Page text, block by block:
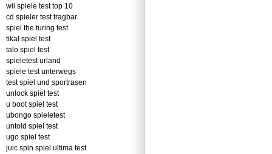
wii spiele test top 10
cd spieler test tragbar
spiel the turing test
tikal spiel test
talo spiel test
spieletest urland
spiele test unterwegs
test spiel und sportrasen
unlock spiel test
u boot spiel test
ubongo spieletest
untold spiel test
ugo spiel test
juic spin spiel ultima test